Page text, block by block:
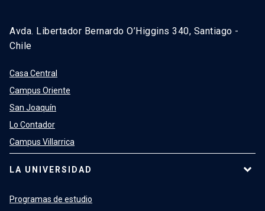
Avda. Libertador Bernardo O’Higgins 340, Santiago -
Chile
Casa Central
Campus Oriente
San Joaquín
Lo Contador
Campus Villarrica
LA UNIVERSIDAD
Programas de estudio